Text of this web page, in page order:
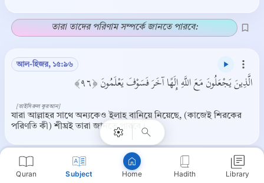
Quran Subject Home Hadith Library
তারা তাদের পরিণাম সম্পর্কে জানতে পারবে:
আল-হিজর, ১৫:৯৬
الَّذِينَ يَجْعَلُونَ مَعَ اللَّهِ إِلَهًا آخَرَ فَسَوْفَ يَعْلَمُونَ ﴿٩٦﴾
যারা আল্লাহর সাথে অন্যকেও ইলাহ বানিয়ে নিয়েছে, (কাজেই শিরকের
পরিণতি কী) শীঘ্রই তারা জানতে পারবে।
[তাইসিরুল কুরআন]
মৃত্যুর সময় শরীকরা কোন কাজে আসবে না:
Copy